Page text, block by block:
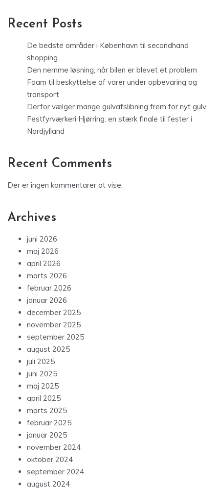
Recent Posts
De bedste områder i København til secondhand
shopping
Den nemme løsning, når bilen er blevet et problem
Foam til beskyttelse af varer under opbevaring og
transport
Derfor vælger mange gulvafslibning frem for nyt gulv
Festfyrværkeri Hjørring: en stærk finale til fester i
Nordjylland
Recent Comments
Der er ingen kommentarer at vise.
Archives
juni 2026
maj 2026
april 2026
marts 2026
februar 2026
januar 2026
december 2025
november 2025
september 2025
august 2025
juli 2025
juni 2025
maj 2025
april 2025
marts 2025
februar 2025
januar 2025
november 2024
oktober 2024
september 2024
august 2024